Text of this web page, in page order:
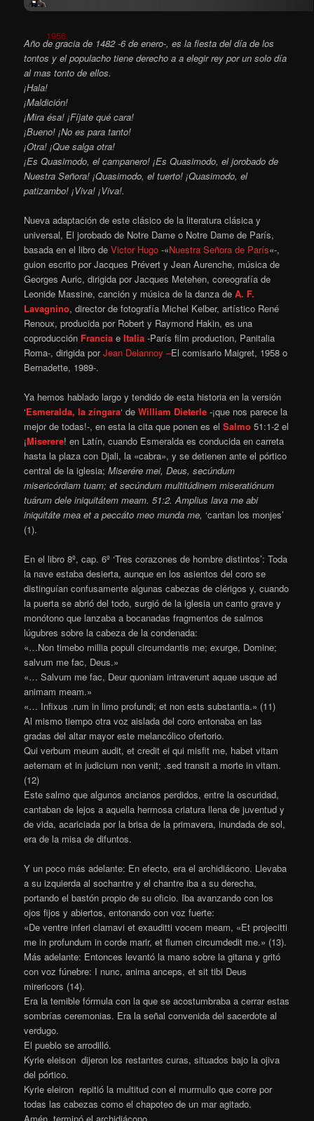
1956.
Año de gracia de 1482 -6 de enero-, es la fiesta del día de los
tontos y el populacho tiene derecho a a elegir rey por un solo día
al mas tonto de ellos.
¡Hala!
¡Maldición!
¡Mira ésa! ¡Fíjate qué cara!
¡Bueno! ¡No es para tanto!
¡Otra! ¡Que salga otra!
¡Es Quasimodo, el campanero! ¡Es Quasimodo, el jorobado de
Nuestra Señora! ¡Quasimodo, el tuerto! ¡Quasimodo, el
patizambo! ¡Viva! ¡Viva!.
Nueva adaptación de este clásico de la literatura clásica y
universal, El jorobado de Notre Dame o Notre Dame de París,
basada en el libro deVictor Hugo -«Nuestra Señora de París«-,
guion escrito por Jacques Prévert y Jean Aurenche, música de
Georges Auric, dirigida por Jacques Metehen, coreografía de
Leonide Massine, canción y música de la danza deA. F.
Lavagnino, director de fotografía Michel Kelber, artístico René
Renoux, producida por Robert y Raymond Hakin, es una
coproducción Francia eItalia-París film production, Panitalia
Roma-, dirigida porJean Delannoy –El comisario Maigret, 1958 o
Bernadette, 1989-.
Ya hemos hablado largo y tendido de esta historia en la versión
‘Esmeralda, la zíngara‘ deWilliam Dieterle -¡que nos parece la
mejor de todas!-, en esta la cita que ponen es elSalmo51:1-2 el
¡Miserere! en Latín, cuando Esmeralda es conducida en carreta
hasta la plaza con Djali, la «cabra», y se detienen ante el pórtico
central de la iglesia;Miserére mei, Deus, secúndum
misericórdiam tuam; et secúndum multitúdinem miseratiónum
tuárum dele iniquitátem meam. 51:2. Amplius lava me abi
iniquitáte mea et a peccáto meo munda me, ‘cantan los monjes’
(1).
En el libro 8º, cap. 6º ‘Tres corazones de hombre distintos’: Toda
la nave estaba desierta, aunque en los asientos del coro se
distinguían confusamente algunas cabezas de clérigos y, cuando
la puerta se abrió del todo, surgió de la iglesia un canto grave y
monótono que lanzaba a bocanadas fragmentos de salmos
lúgubres sobre la cabeza de la condenada:
«…Non timebo millia populi circumdantis me; exurge, Domine;
salvum me fac, Deus.»
«… Salvum me fac, Deur quoniam intraverunt aquae usque ad
animam meam.»
«… Infixus .rum in limo profundi; et non ests substantia.» (11)
Al mismo tiempo otra voz aislada del coro entonaba en las
gradas del altar mayor este melancólico ofertorio.
Qui verbum meum audit, et credit ei qui misfit me, habet vitam
aeternam et in judicium non venit; .sed transit a morte in vitam.
(12)
Este salmo que algunos ancianos perdidos, entre la oscuridad,
cantaban de lejos a aquella hermosa criatura llena de juventud y
de vida, acariciada por la brisa de la primavera, inundada de sol,
era de la misa de difuntos.
Y un poco más adelante: En efecto, era el archidiácono. Llevaba
a su izquierda al sochantre y el chantre iba a su derecha,
portando el bastón propio de su oficio. Iba avanzando con los
ojos fijos y abiertos, entonando con voz fuerte:
«De ventre inferi clamavi et exauditti vocem meam, «Et projecitti
me in profundum in corde marir, et flumen circumdedit me.» (13).
Más adelante: Entonces levantó la mano sobre la gitana y gritó
con voz fúnebre: I nunc, anima anceps, et sit tibi Deus
mirericors (14).
Era la temible fórmula con la que se acostumbraba a cerrar estas
sombrías ceremonias. Era la señal convenida del sacerdote al
verdugo.
El pueblo se arrodilló.
Kyrie eleison dijeron los restantes curas, situados bajo la ojiva
del pórtico.
Kyrie eleiron repitió la multitud con el murmullo que corre por
todas las cabezas como el chapoteo de un mar agitado.